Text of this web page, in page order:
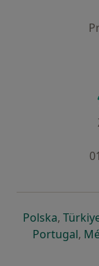
Polskase
,
Portugalse
,